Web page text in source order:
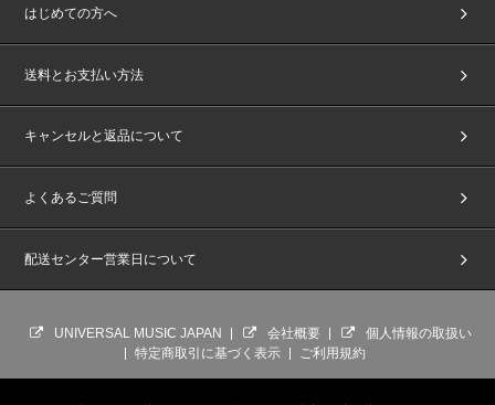
はじめての方へ
送料とお支払い方法
キャンセルと返品について
よくあるご質問
配送センター営業日について
UNIVERSAL MUSIC JAPAN 会社概要
個人情報の取扱い
特定商取引に基づく表示
ご利用規約